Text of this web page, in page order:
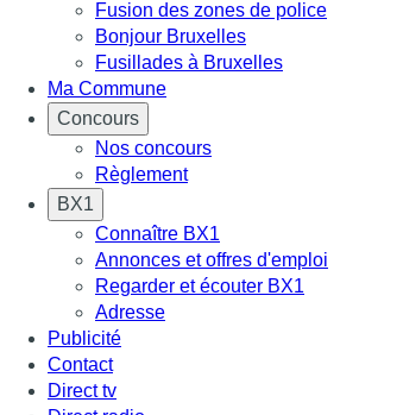
Fusion des zones de police
Bonjour Bruxelles
Fusillades à Bruxelles
Ma Commune
Concours
Nos concours
Règlement
BX1
Connaître BX1
Annonces et offres d'emploi
Regarder et écouter BX1
Adresse
Publicité
Contact
Direct tv